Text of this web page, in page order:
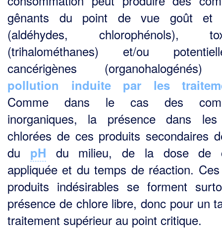
gênants du point de vue goût et
(aldéhydes, chlorophénols),
(trihalométhanes) et/ou
cancérigènes
pollution induite par les
Comme dans le cas des
inorganiques, la présence dans
chlorées de ces produits secondaires
du pH du milieu, de la dose de
appliquée et du temps de réaction.
produits indésirables se forment
présence de chlore libre, donc pour un
traitement supérieur au point critique.